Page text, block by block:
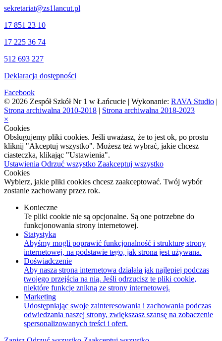
sekretariat@zs1lancut.pl
17 851 23 10
17 225 36 74
512 693 227
Deklaracja dostępności
Facebook
© 2026 Zespół Szkół Nr 1 w Łańcucie | Wykonanie: RAVA Studio |
Strona archiwalna 2010-2018 | Strona archiwalna 2018-2023
×
Cookies
Obsługujemy pliki cookies. Jeśli uważasz, że to jest ok, po prostu
kliknij "Akceptuj wszystko". Możesz też wybrać, jakie chcesz
ciasteczka, klikając "Ustawienia".
Ustawienia Odrzuć wszystko Zaakceptuj wszystko
Cookies
Wybierz, jakie pliki cookies chcesz zaakceptować. Twój wybór
zostanie zachowany przez rok.
Konieczne
Te pliki cookie nie są opcjonalne. Są one potrzebne do
funkcjonowania strony internetowej.
Statystyka
Abyśmy mogli poprawić funkcjonalność i strukturę strony
internetowej, na podstawie tego, jak strona jest używana.
Doświadczenie
Aby nasza strona internetowa działała jak najlepiej podczas
twojego przejścia na nią. Jeśli odrzucisz te pliki cookie,
niektóre funkcje znikną ze strony internetowej.
Marketing
Udostępniając swoje zainteresowania i zachowania podczas
odwiedzania naszej strony, zwiększasz szansę na zobaczenie
spersonalizowanych treści i ofert.